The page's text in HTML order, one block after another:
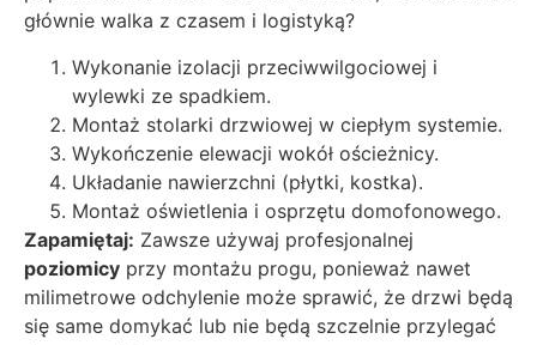
głównie walka z czasem i logistyką?
Wykonanie izolacji przeciwwilgociowej i
wylewki ze spadkiem.
Montaż stolarki drzwiowej w ciepłym systemie.
Wykończenie elewacji wokół ościeżnicy.
Układanie nawierzchni (płytki, kostka).
Montaż oświetlenia i osprzętu domofonowego.
Zapamiętaj: Zawsze używaj profesjonalnej
poziomicy przy montażu progu, ponieważ nawet
milimetrowe odchylenie może sprawić, że drzwi będą
się same domykać lub nie będą szczelnie przylegać